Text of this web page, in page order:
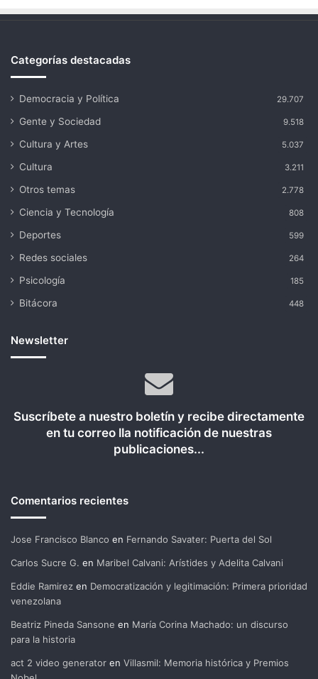
Categorías destacadas
Democracia y Política 29.707
Gente y Sociedad 9.518
Cultura y Artes 5.037
Cultura 3.211
Otros temas 2.778
Ciencia y Tecnología 808
Deportes 599
Redes sociales 264
Psicología 185
Bitácora 448
Newsletter
Suscríbete a nuestro boletín y recibe directamente
en tu correo lla notificación de nuestras
publicaciones...
Comentarios recientes
Jose Francisco Blanco en Fernando Savater: Puerta del Sol
Carlos Sucre G. en Maribel Calvani: Arístides y Adelita Calvani
Eddie Ramirez en Democratización y legitimación: Primera prioridad
venezolana
Beatriz Pineda Sansone en María Corina Machado: un discurso
para la historia
act 2 video generator en Villasmil: Memoria histórica y Premios